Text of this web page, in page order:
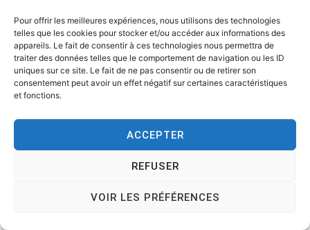
Pour offrir les meilleures expériences, nous utilisons des technologies
telles que les cookies pour stocker et/ou accéder aux informations des
appareils. Le fait de consentir à ces technologies nous permettra de
traiter des données telles que le comportement de navigation ou les ID
uniques sur ce site. Le fait de ne pas consentir ou de retirer son
consentement peut avoir un effet négatif sur certaines caractéristiques
et fonctions.
ACCEPTER
REFUSER
VOIR LES PRÉFÉRENCES